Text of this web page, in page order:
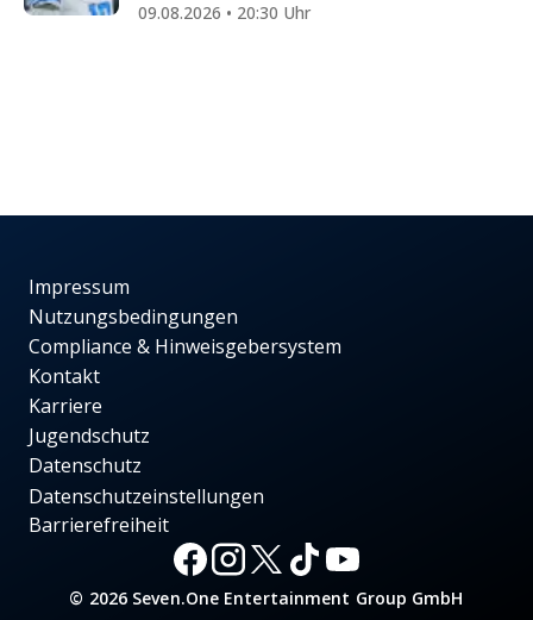
09.08.2026 • 20:30 Uhr
Impressum
Nutzungsbedingungen
Compliance & Hinweisgebersystem
Kontakt
Karriere
Jugendschutz
Datenschutz
Datenschutzeinstellungen
Barrierefreiheit
© 2026 Seven.One Entertainment Group GmbH